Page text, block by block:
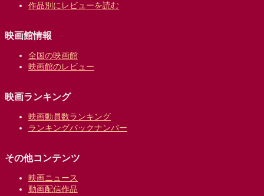
作品別にレビューを読む
映画館情報
全国の映画館
映画館のレビュー
映画ランキング
映画動員数ランキング
ランキングバックナンバー
その他コンテンツ
映画ニュース
動画配信作品